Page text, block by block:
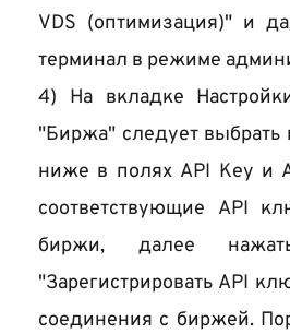
VDS (оптимизация)" и
терминал в режиме
4) На вкладке
"Биржа" следует
ниже в полях API Key и
соответствующие API
биржи, далее
"Зарегистрировать API
соединения с биржей.